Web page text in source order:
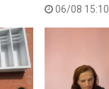
06/08 15:10